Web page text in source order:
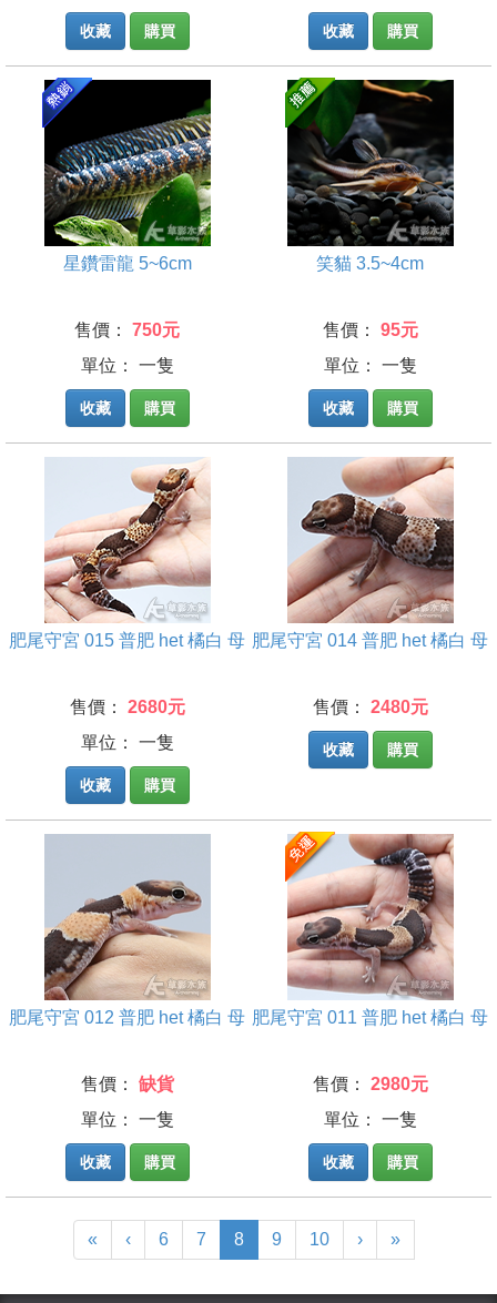
收藏 購買 收藏 購買
星鑽雷龍 5~6cm
售價：
750元
單位： 一隻
收藏 購買
笑貓 3.5~4cm
售價：
95元
單位： 一隻
收藏 購買
肥尾守宮 015 普肥 het 橘白 母
售價：
2680元
單位： 一隻
收藏 購買
肥尾守宮 014 普肥 het 橘白 母
售價： 2480元
收藏 購買
肥尾守宮 012 普肥 het 橘白 母
售價：
缺貨
單位： 一隻
收藏 購買
肥尾守宮 011 普肥 het 橘白 母
售價：
2980元
單位： 一隻
收藏 購買
« ‹ 6 7 8(current)
9 10 › »